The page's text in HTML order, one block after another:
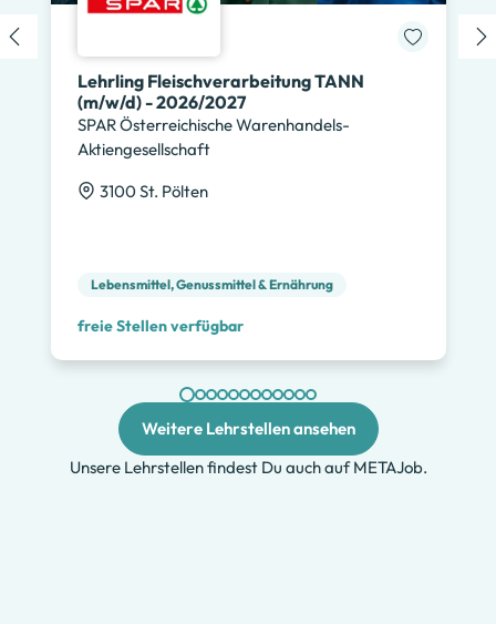
Lehrling Fleischverarbeitung TANN
(m/w/d) - 2026/2027
SPAR Österreichische Warenhandels-
Aktiengesellschaft
3100 St. Pölten
Lebensmittel, Genussmittel & Ernährung
freie Stellen verfügbar
Weitere Lehrstellen ansehen
Unsere Lehrstellen findest Du auch auf METAJob.